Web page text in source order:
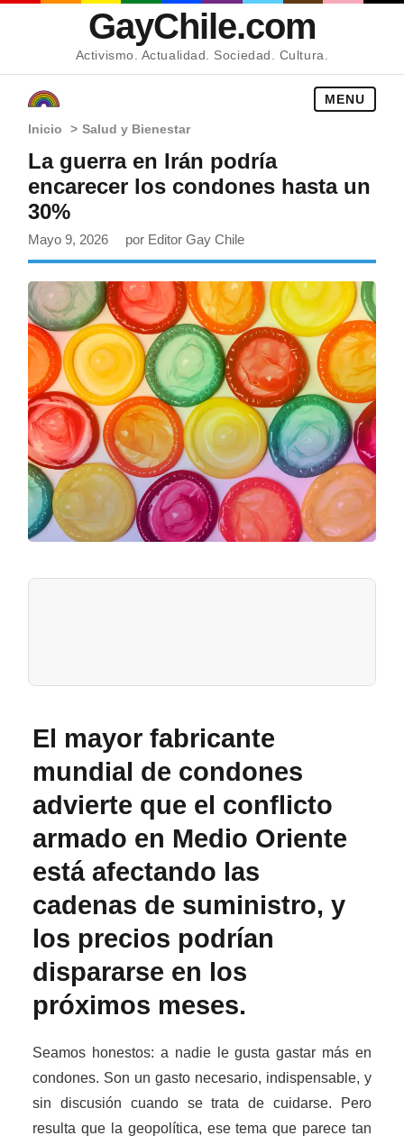
GayChile.com
Activismo. Actualidad. Sociedad. Cultura.
MENU
Inicio > Salud y Bienestar
La guerra en Irán podría
encarecer los condones hasta un
30%
Mayo 9, 2026 por Editor Gay Chile
El mayor fabricante
mundial de condones
advierte que el conflicto
armado en Medio Oriente
está afectando las
cadenas de suministro, y
los precios podrían
dispararse en los
próximos meses.
Seamos honestos: a nadie le gusta gastar más en
condones. Son un gasto necesario, indispensable, y
sin discusión cuando se trata de cuidarse. Pero
resulta que la geopolítica, ese tema que parece tan